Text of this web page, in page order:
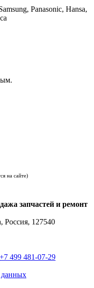
Panasonic, Hansa,
на сайте)
запчастей и ремонт
Россия, 127540
+7 499 481-07-29
данных